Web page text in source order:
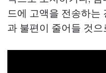
드에 고액을 전송하는
과 불편이 줄어들 것